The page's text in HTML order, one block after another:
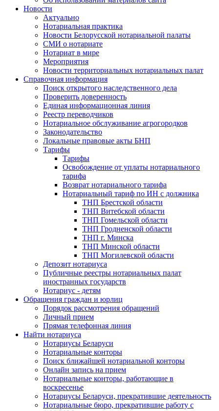
Новости
Актуально
Нотариальная практика
Новости Белорусской нотариальной палаты
СМИ о нотариате
Нотариат в мире
Мероприятия
Новости территориальных нотариальных палат
Справочная информация
Поиск открытого наследственного дела
Проверить доверенность
Единая информационная линия
Реестр переводчиков
Нотариальное обслуживание агрогородков
Законодательство
Локальные правовые акты БНП
Тарифы
Тарифы
Освобождение от уплаты нотариального
тарифа
Возврат нотариального тарифа
Нотариальный тариф по ИН с должника
ТНП Брестской области
ТНП Витебской области
ТНП Гомельской области
ТНП Гродненской области
ТНП г. Минска
ТНП Минской области
ТНП Могилевской области
Депозит нотариуса
Публичные реестры нотариальных палат
иностранных государств
Нотариус - детям
Обращения граждан и юрлиц
Порядок рассмотрения обращений
Личный прием
Прямая телефонная линия
Найти нотариуса
Нотариусы Беларуси
Нотариальные конторы
Поиск ближайшей нотариальной конторы
Онлайн запись на прием
Нотариальные конторы, работающие в
воскресенье
Нотариусы Беларуси, прекратившие деятельность
Нотариальные бюро, прекратившие работу с